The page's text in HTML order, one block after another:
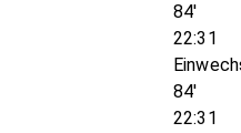
84'
22:31
84'
22:31